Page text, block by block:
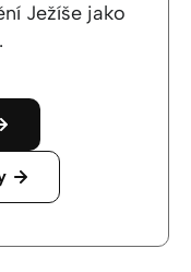
Ježíše jako